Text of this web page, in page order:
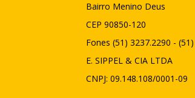
Bairro Menino Deus
CEP 90850-120
Fones (51) 3237.2290 -
E. SIPPEL & CIA LTDA
CNPJ: 09.148.108/0001-09